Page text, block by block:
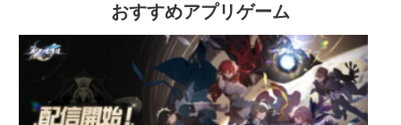
おすすめアプリゲーム